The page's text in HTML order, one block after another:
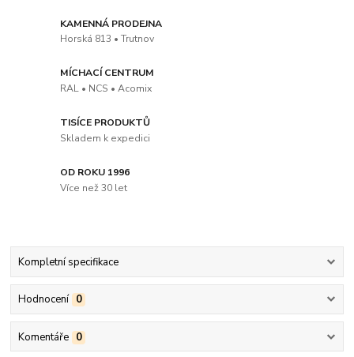
KAMENNÁ PRODEJNA
Horská 813 • Trutnov
MÍCHACÍ CENTRUM
RAL • NCS • Acomix
TISÍCE PRODUKTŮ
Skladem k expedici
OD ROKU 1996
Více než 30 let
Kompletní specifikace
Hodnocení 0
Komentáře 0